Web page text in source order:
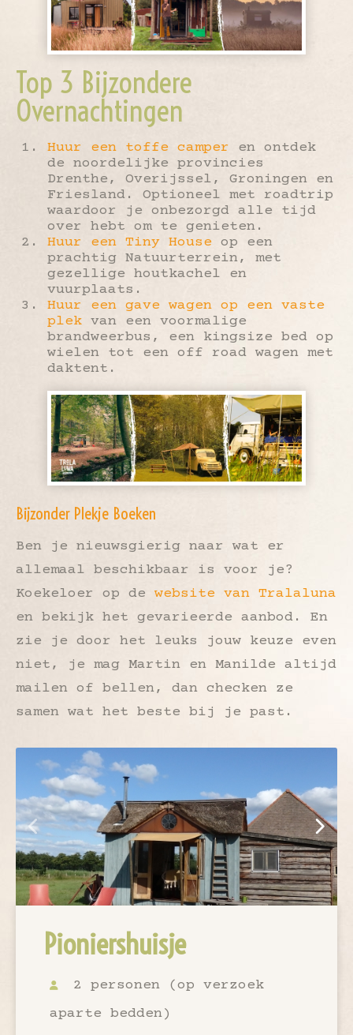
Top 3 Bijzondere
Overnachtingen
Huur een toffe camper en ontdek
de noordelijke provincies
Drenthe, Overijssel, Groningen en
Friesland. Optioneel met roadtrip
waardoor je onbezorgd alle tijd
over hebt om te genieten.
Huur een Tiny House op een
prachtig Natuurterrein, met
gezellige houtkachel en
vuurplaats.
Huur een gave wagen op een vaste
plek van een voormalige
brandweerbus, een kingsize bed op
wielen tot een off road wagen met
daktent.
Bijzonder Plekje Boeken
Ben je nieuwsgierig naar wat er
allemaal beschikbaar is voor je?
Koekeloer op de website van Tralaluna
en bekijk het gevarieerde aanbod. En
zie je door het leuks jouw keuze even
niet, je mag Martin en Manilde altijd
mailen of bellen, dan checken ze
samen wat het beste bij je past.
Pioniershuisje
2 personen (op verzoek
aparte bedden)